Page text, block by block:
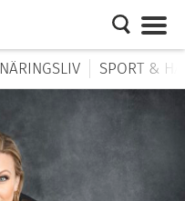
NÄRINGSLIV SPORT &